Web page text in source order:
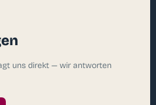
uns direkt — wir antworten